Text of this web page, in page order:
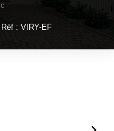
Réf : VIRY-EF